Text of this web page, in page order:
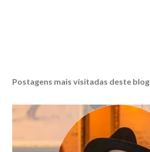
Postagens mais visitadas deste blog